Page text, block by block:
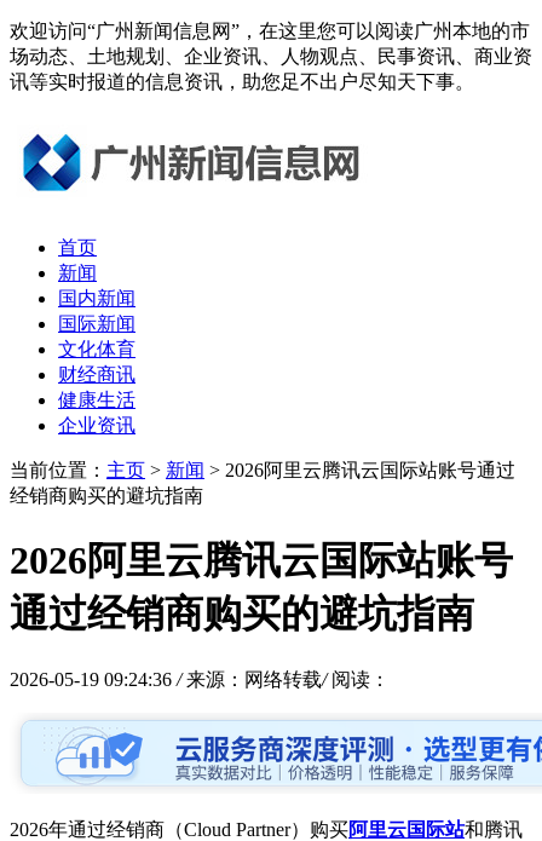
欢迎访问“广州新闻信息网”，在这里您可以阅读广州本地的市
场动态、土地规划、企业资讯、人物观点、民事资讯、商业资
讯等实时报道的信息资讯，助您足不出户尽知天下事。
首页
新闻
国内新闻
国际新闻
文化体育
财经商讯
健康生活
企业资讯
当前位置： 主页 > 新闻 > 2026阿里云腾讯云国际站账号通过
经销商购买的避坑指南
2026阿里云腾讯云国际站账号
通过经销商购买的避坑指南
2026-05-19 09:24:36 / 来源：网络转载/ 阅读：
2026年通过经销商（Cloud Partner）购买阿里云国际站和腾讯